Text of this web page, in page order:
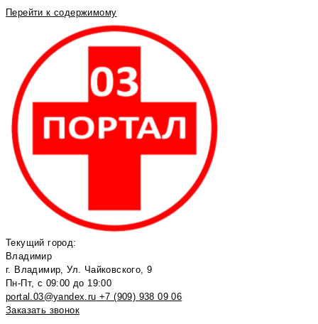
Перейти к содержимому
Текущий город:
Владимир
г. Владимир, Ул. Чайковского, 9
Пн-Пт, с 09:00 до 19:00
portal.03@yandex.ru +7 (909) 938 09 06
Заказать звонок